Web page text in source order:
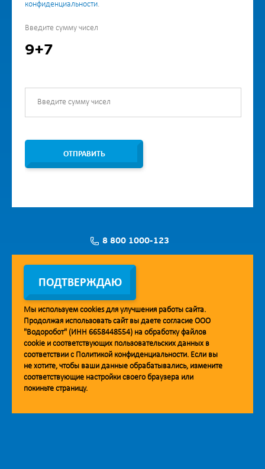
конфиденциальности.
Введите сумму чисел
9+7
ОТПРАВИТЬ
8 800 1000-123
Заявка на установку
Мобильное приложение Vodorobot
ПОДТВЕРЖДАЮ
Мы используем cookiesдля улучшения работы сайта.
Продолжая использовать сайт вы даете согласие ООО
"Водоробот" (ИНН 6658448554) на обработку файлов
cookie и соответствующих пользовательских данных в
соответствии с Политикой конфиденциальности. Если вы
не хотите, чтобы ваши данные обрабатывались, измените
соответствующие настройки своего браузера или
покиньте страницу.